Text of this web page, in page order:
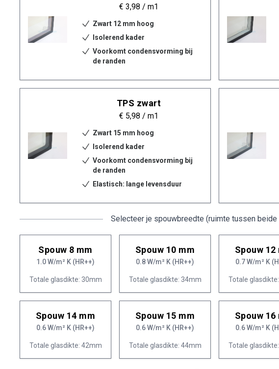
€ 3,98 / m1
Zwart 12 mm hoog
Isolerend kader
Voorkomt condensvorming bij
de randen
TPS zwart
€ 5,98 / m1
Zwart 15 mm hoog
Isolerend kader
Voorkomt condensvorming bij
de randen
Elastisch: lange levensduur
Selecteer je spouwbreedte (ruimte tussen beide
Spouw 8 mm
1.0 W/m² K (HR++)
Totale glasdikte: 30mm
Spouw 10 mm
0.8 W/m² K (HR++)
Totale glasdikte: 34mm
Spouw 12
0.7 W/m² K
Totale
Spouw 14 mm
0.6 W/m² K (HR++)
Totale glasdikte: 42mm
Spouw 15 mm
0.6 W/m² K (HR++)
Totale glasdikte: 44mm
Spouw 16
0.6 W/m² K
Totale